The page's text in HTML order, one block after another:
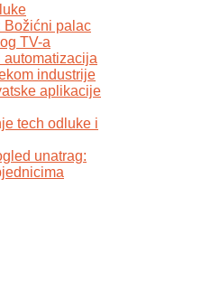
Božićni palac
TV-a
automatizacija
industrije
aplikacije
tech odluke i
unatrag: